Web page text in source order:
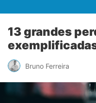
13 grandes
Bruno Ferreira